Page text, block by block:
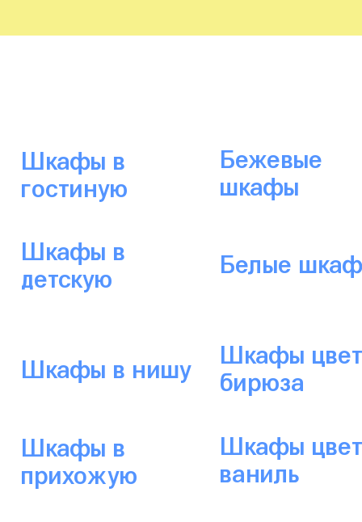
Шкафы в
гостиную
Бежевые
шкафы
Шкафы в
детскую
Белые
Шкафы в нишу
Шкафы
бирюза
Шкафы в
прихожую
Шкафы
ваниль